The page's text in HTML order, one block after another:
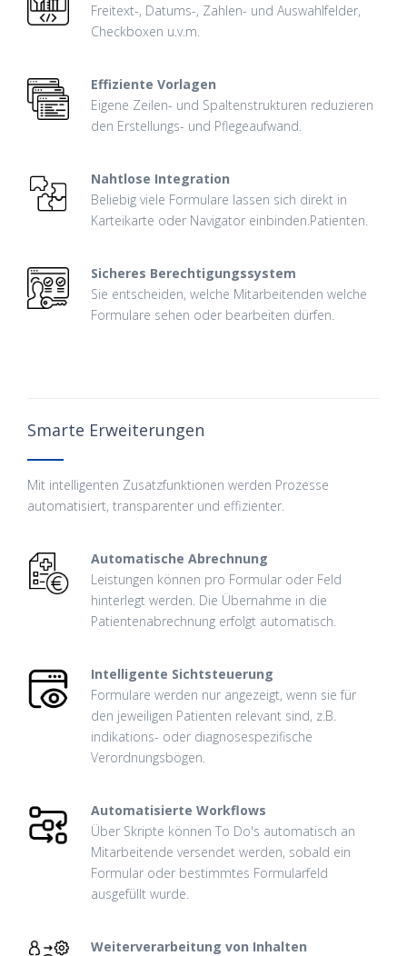
Freitext-, Datums-, Zahlen- und Auswahlfelder,
Checkboxen u.v.m.
Effiziente Vorlagen
Eigene Zeilen- und Spaltenstrukturen reduzieren
den Erstellungs- und Pflegeaufwand.
Nahtlose Integration
Beliebig viele Formulare lassen sich direkt in
Karteikarte oder Navigator einbinden.Patienten.
Sicheres Berechtigungssystem
Sie entscheiden, welche Mitarbeitenden welche
Formulare sehen oder bearbeiten dürfen.
Smarte Erweiterungen
Mit intelligenten Zusatzfunktionen werden Prozesse
automatisiert, transparenter und effizienter.
Automatische Abrechnung
Leistungen können pro Formular oder Feld
hinterlegt werden. Die Übernahme in die
Patientenabrechnung erfolgt automatisch.
Intelligente Sichtsteuerung
Formulare werden nur angezeigt, wenn sie für
den jeweiligen Patienten relevant sind, z.B.
indikations- oder diagnosespezifische
Verordnungsbögen.
Automatisierte Workflows
Über Skripte können To Do's automatisch an
Mitarbeitende versendet werden, sobald ein
Formular oder bestimmtes Formularfeld
ausgefüllt wurde.
Weiterverarbeitung von Inhalten